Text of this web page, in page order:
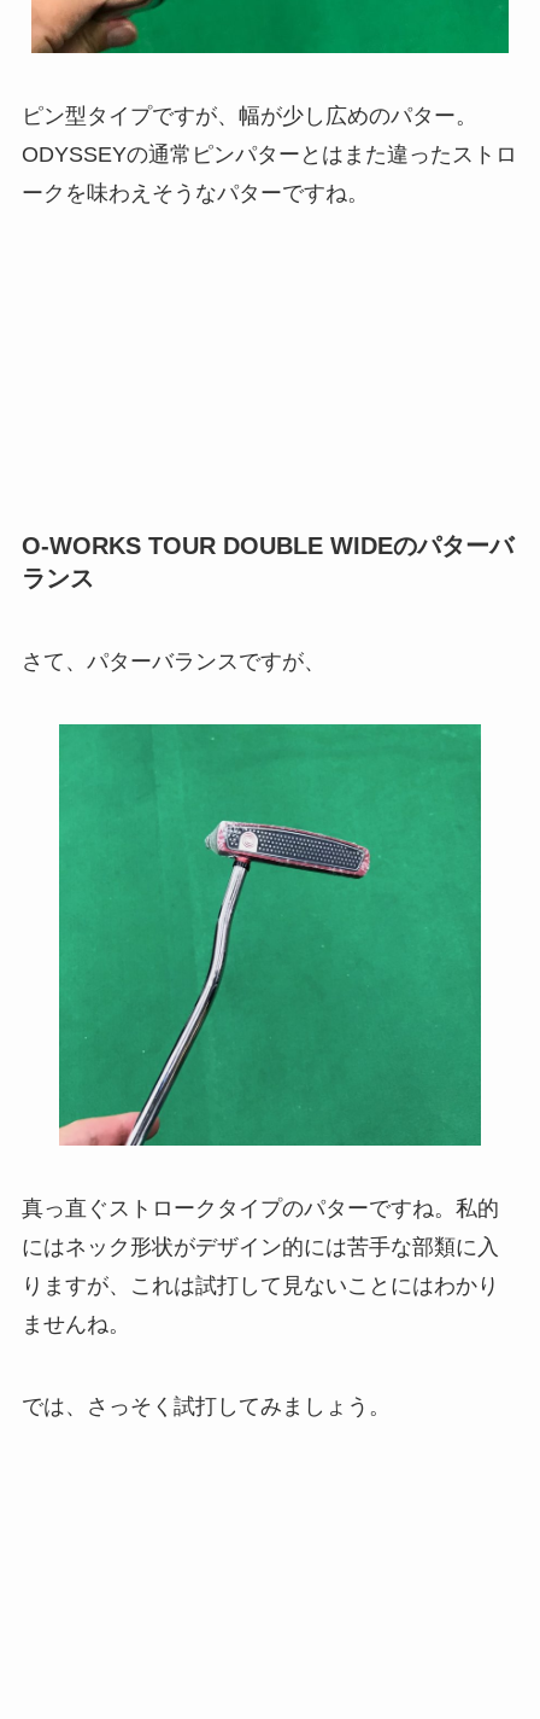
ピン型タイプですが、幅が少し広めのパター。
ODYSSEYの通常ピンパターとはまた違ったストロ
ークを味わえそうなパターですね。
O-WORKS TOUR DOUBLE WIDEのパターバ
ランス
さて、パターバランスですが、
真っ直ぐストロークタイプのパターですね。私的
にはネック形状がデザイン的には苦手な部類に入
りますが、これは試打して見ないことにはわかり
ませんね。
では、さっそく試打してみましょう。